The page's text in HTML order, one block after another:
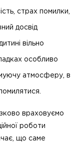
страх помилки,
досвід
вільно
особливо
атмосферу, в
враховуємо
роботи
що саме